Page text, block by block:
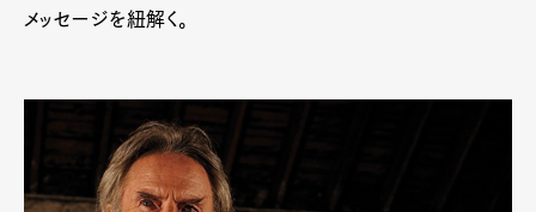
メッセージを紐解く。